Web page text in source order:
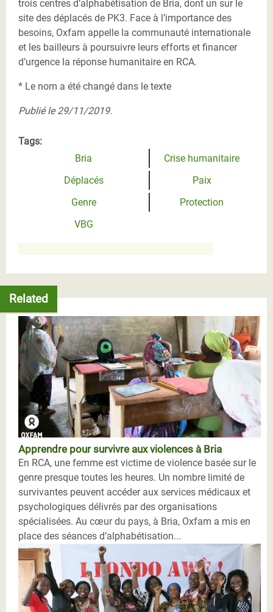
trois centres d’alphabétisation de Bria, dont un sur le
site des déplacés de PK3. Face à l’importance des
besoins, Oxfam appelle la communauté internationale
et les bailleurs à poursuivre leurs efforts et financer
d’urgence la réponse humanitaire en RCA.
* Le nom a été changé dans le texte
Publié le 29/11/2019.
Tags:
Bria
Crise humanitaire
Déplacés
Paix
Genre
Protection
VBG
Related
Apprendre pour survivre aux violences à Bria
En RCA, une femme est victime de violence basée sur le
genre presque toutes les heures. Un nombre limité de
survivantes peuvent accéder aux services médicaux et
psychologiques délivrés par des organisations
spécialisées. Au cœur du pays, à Bria, Oxfam a mis en
place des séances d’alphabétisation...